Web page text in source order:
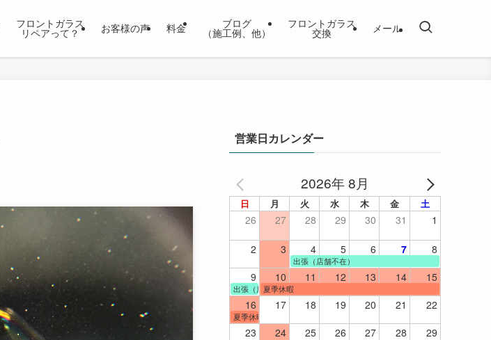
フロントガラス
リペアって？
お客様の声 料金
ブログ
（施工例、他）
フロントガラス
交換
メール
営業日カレンダー
2026年 8月
日 月 火 水 木 金 土
26 27 28 29 30 31 1
2 3 4 5 6 7 8
出張（店舗不在）
9 10 11 12 13 14 15
出張（店舗不在）
夏季休暇
16 17 18 19 20 21 22
夏季休暇
23 24 25 26 27 28 29